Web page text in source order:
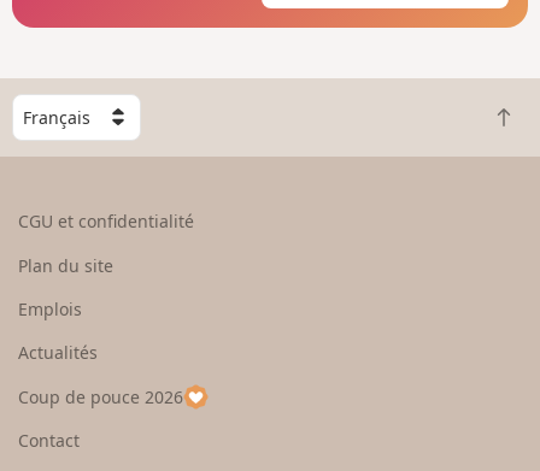
C
h
o
e
u
p
a
R
e
CGU et confidentialité
Plan du site
Emplois
Actualités
Coup de pouce 2026
Contact